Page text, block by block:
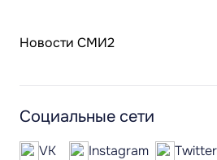
Новости СМИ2
Социальные сети
VK Instagram Twitter